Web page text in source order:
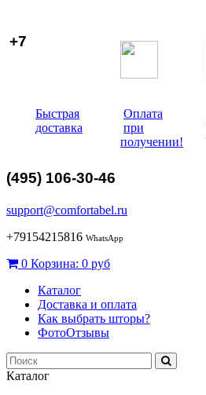
Быстрая
доставка
Оплата
при
получении!
+7
(495) 106-30-46
support@comfortabel.ru
+79154215816 WhatsApp
0 Корзина: 0 руб
Каталог
Доставка и оплата
Как выбрать шторы?
ФотоОтзывы
Каталог